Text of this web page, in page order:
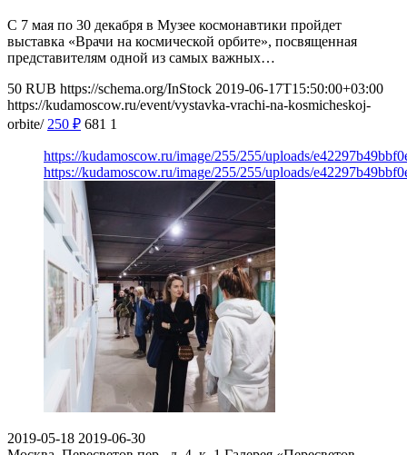
С 7 мая по 30 декабря в Музее космонавтики пройдет
выставка «Врачи на космической орбите», посвященная
представителям одной из самых важных…
50 RUB https://schema.org/InStock 2019-06-17T15:50:00+03:00
https://kudamoscow.ru/event/vystavka-vrachi-na-kosmicheskoj-
orbite/ 250 ₽ 681 1
https://kudamoscow.ru/image/255/255/uploads/
https://kudamoscow.ru/image/255/255/uploads/
2019-05-18 2019-06-30